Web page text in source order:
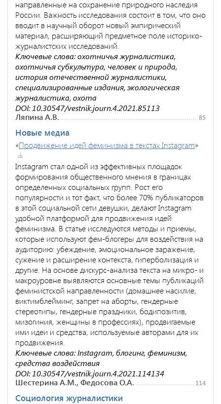
направленные на сохранение природного наследия
России. Важность исследования состоит в том, что оно
вводит в научный оборот новый эмпирический
материал, расширяющий предметное поле историко-
журналистских исследований.
Ключевые слова: охотничья журналистика,
охотничья субкультура, человек и природа,
история отечественной журналистики,
специализированные издания, экологическая
журналистика, охота
DOI: 10.30547/vestnik.journ.4.2021.85113
Ляпина А.В.
85
Новые медиа
«Продвижение идей феминизма в текстах Instagram»
Instagram стал одной из эффективных площадок
формирования общественного мнения в границах
определенных социальных групп. Рост его
популярности и тот факт, что более 70% публикаторов
в этой социальной сети девушки, делают Instagram
удобной платформой для продвижения идей
феминизма. В статье исследуются методы и приемы,
которые используют фем-блогеры для воздействия на
аудиторию: убеждение, эмоциональное заражение,
сужение и расширение контекста, гиперболизация и
другие. На основе дискурс-анализа текста на микро- и
макроуровне выявляются основные темы публикаций
феминистской направленности (домашнее насилие,
виктимблейминг, запрет на аборты, гендерные
стереотипы, гендерные праздники, бодипозитив,
мизогиния, женщины в профессиях), продвигаемые
ими идеи и средства, используемые авторами для их
продвижения.
Ключевые слова: Instagram, блогинг, феминизм,
средства воздействия
DOI: 10.30547/vestnik.journ.4.2021.114134
Шестерина А.М., Федосова О.А.
114
Социология журналистики